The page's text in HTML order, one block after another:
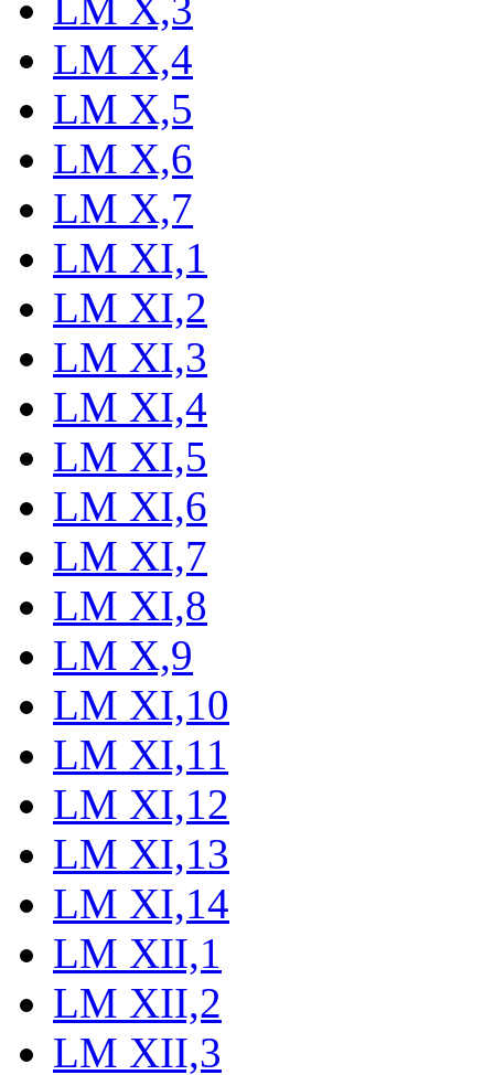
LM X,4
LM X,5
LM X,6
LM X,7
LM XI,1
LM XI,2
LM XI,3
LM XI,4
LM XI,5
LM XI,6
LM XI,7
LM XI,8
LM X,9
LM XI,10
LM XI,11
LM XI,12
LM XI,13
LM XI,14
LM XII,1
LM XII,2
LM XII,3